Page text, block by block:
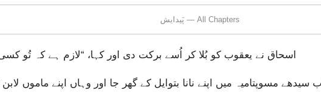
پَیدایش — All Chapters
اسحاق نے یعقوب کو بُلا کر اُسے برکت دی اور کہا، “لازم ہے کہ تُو